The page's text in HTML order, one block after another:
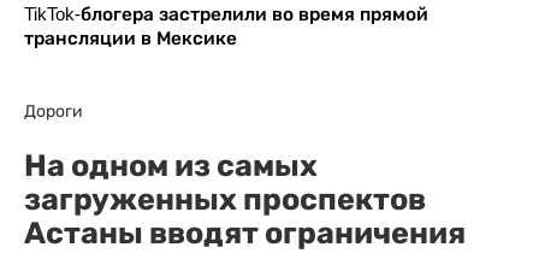
TikTok-блогера застрелили во время прямой
трансляции в Мексике
Дороги
На одном из самых
загруженных проспектов
Астаны вводят ограничения